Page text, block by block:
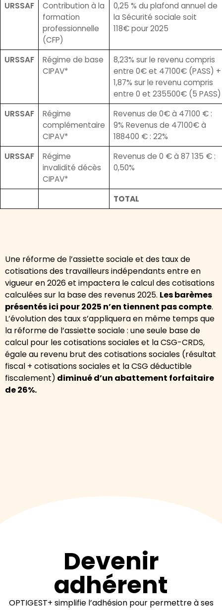
URSSAF
Contribution à la
formation
professionnelle
(CFP)
0,25 % du plafond annuel de
la Sécurité sociale soit
118€ pour 2025
URSSAF
Régime de base
CIPAV*
8,23% sur le revenu compris
entre 0€ et 47100€ (PASS) +
1,87% sur le revenu compris
entre 0 et 235500€ (5 PASS)
URSSAF
Régime
complémentaire
CIPAV*
Revenus de 0€ à 47100 € :
9% Revenus de 47100€ à
188400 € : 22%
URSSAF
Régime
invalidité décès
CIPAV*
Revenus de 0 € à 87 135 € :
0,50%
TOTAL
Une réforme de l’assiette sociale et des taux de
cotisations des travailleurs indépendants entre en
vigueur en 2026 et impactera le calcul des cotisations
calculées sur la base des revenus 2025. Les barèmes
présentés ici pour 2025 n’en tiennent pas compte.
L’évolution des taux s’appliquera en même temps que
la réforme de l’assiette sociale : une seule base de
calcul pour les cotisations sociales et la CSG-CRDS,
égale au revenu brut des cotisations sociales (résultat
fiscal + cotisations sociales et la CSG déductible
fiscalement) diminué d’un abattement forfaitaire
de 26%.
Devenir
adhérent
OPTIGEST+ simplifie l’adhésion pour permettre à ses